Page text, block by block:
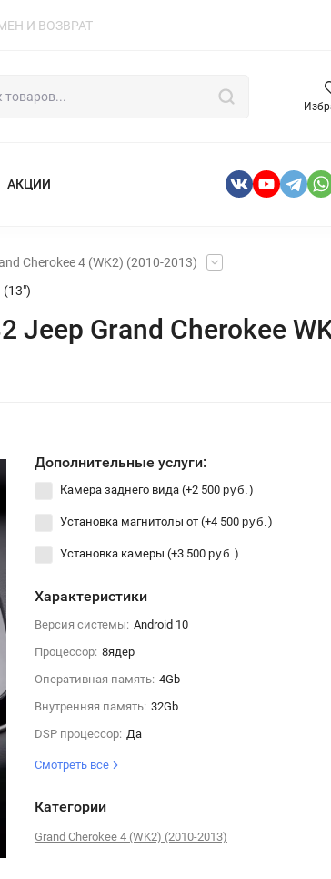
И ВОЗВРАТ
АКЦИИ
Cherokee 4 (WK2) (2010-2013)
(13")
Jeep Grand Cherokee
Дополнительные услуги:
Камера заднего вида (+2 500 руб. )
Установка магнитолы от (+4 500 руб. )
Установка камеры (+3 500 руб. )
Характеристики
Версия системы: Android 10
Процессор: 8ядер
Оперативная память: 4Gb
Внутренняя память: 32Gb
DSP процессор: Да
Смотреть все
Категории
Grand Cherokee 4 (WK2) (2010-2013)